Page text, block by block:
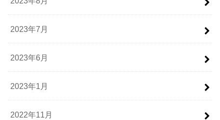
2023年7月
2023年6月
2023年1月
2022年11月